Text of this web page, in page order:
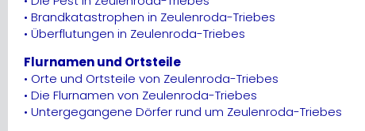
• Brandkatastrophen in Zeulenroda-Triebes
• Überflutungen in Zeulenroda-Triebes
Flurnamen und Ortsteile
• Orte und Ortsteile von Zeulenroda-Triebes
• Die Flurnamen von Zeulenroda-Triebes
• Untergegangene Dörfer rund um Zeulenroda-Triebes